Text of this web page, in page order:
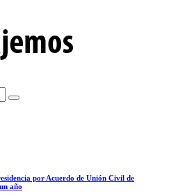
por Acuerdo de Unión Civil de
año